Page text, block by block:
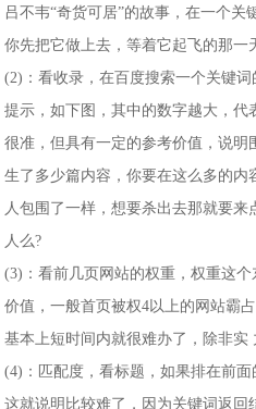
吕不韦“奇货可居”的故事，在一个关
你先把它做上去，等着它起飞的那一
(2)：看收录，在百度搜索一个关键
提示，如下图，其中的数字越大，代
很准，但具有一定的参考价值，说
生了多少篇内容，你要在这么多的内
人包围了一样，想要杀出去那就要
人么?
(3)：看前几页网站的权重，权重这
价值，一般首页被权4以上的网站霸
基本上短时间内就很难办了，除非实
(4)：匹配度，看标题，如果排在前
这就说明比较难了，因为关键词返回